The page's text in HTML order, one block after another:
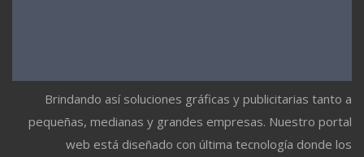
Brindando así soluciones gráficas y publicitarias tanto a
pequeñas, medianas y grandes empresas. Nuestro portal
web está diseñado con última tecnología donde los